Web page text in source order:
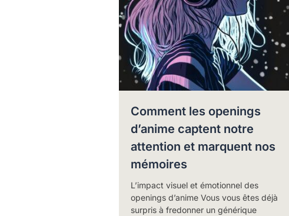
Comment les openings
d’anime captent notre
attention et marquent nos
mémoires
L’impact visuel et émotionnel des
openings d’anime Vous vous êtes déjà
surpris à fredonner un générique